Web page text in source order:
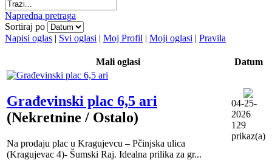
Napredna pretraga
Sortiraj po
Napisi oglas | Svi oglasi | Moj Profil | Moji oglasi | Pravila
Mali oglasi Datum
Građevinski plac 6,5 ari
(Nekretnine / Ostalo)
Na prodaju plac u Kragujevcu – Pčinjska ulica
(Kragujevac 4)- Šumski Raj. Idealna prilika za gr...
04-25-
2026
129
prikaz(a)